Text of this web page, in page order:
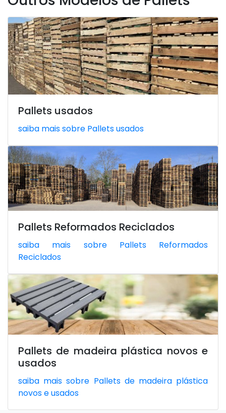
Pallets usados
saiba mais sobre Pallets usados
Pallets Reformados Reciclados
saiba mais sobre Pallets Reformados
Reciclados
Pallets de madeira plástica novos e
usados
saiba mais sobre Pallets de madeira plástica
novos e usados